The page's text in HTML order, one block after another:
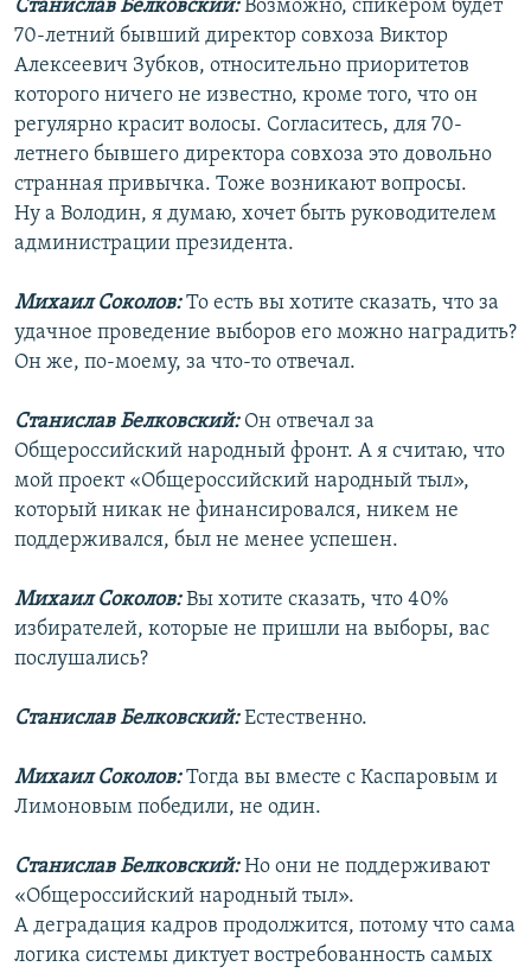
Станислав Белковский:Возможно, спикером будет
70-летний бывший директор совхоза Виктор
Алексеевич Зубков, относительно приоритетов
которого ничего не известно, кроме того, что он
регулярно красит волосы. Согласитесь, для 70-
летнего бывшего директора совхоза это довольно
странная привычка. Тоже возникают вопросы.
Ну а Володин, я думаю, хочет быть руководителем
администрации президента.
Михаил Соколов:То есть вы хотите сказать, что за
удачное проведение выборов его можно наградить?
Он же, по-моему, за что-то отвечал.
Станислав Белковский:Он отвечал за
Общероссийский народный фронт. А я считаю, что
мой проект «Общероссийский народный тыл»,
который никак не финансировался, никем не
поддерживался, был не менее успешен.
Михаил Соколов:Вы хотите сказать, что 40%
избирателей, которые не пришли на выборы, вас
послушались?
Станислав Белковский:Естественно.
Михаил Соколов:Тогда вы вместе с Каспаровым и
Лимоновым победили, не один.
Станислав Белковский:Но они не поддерживают
«Общероссийский народный тыл».
А деградация кадров продолжится, потому что сама
логика системы диктует востребованность самых